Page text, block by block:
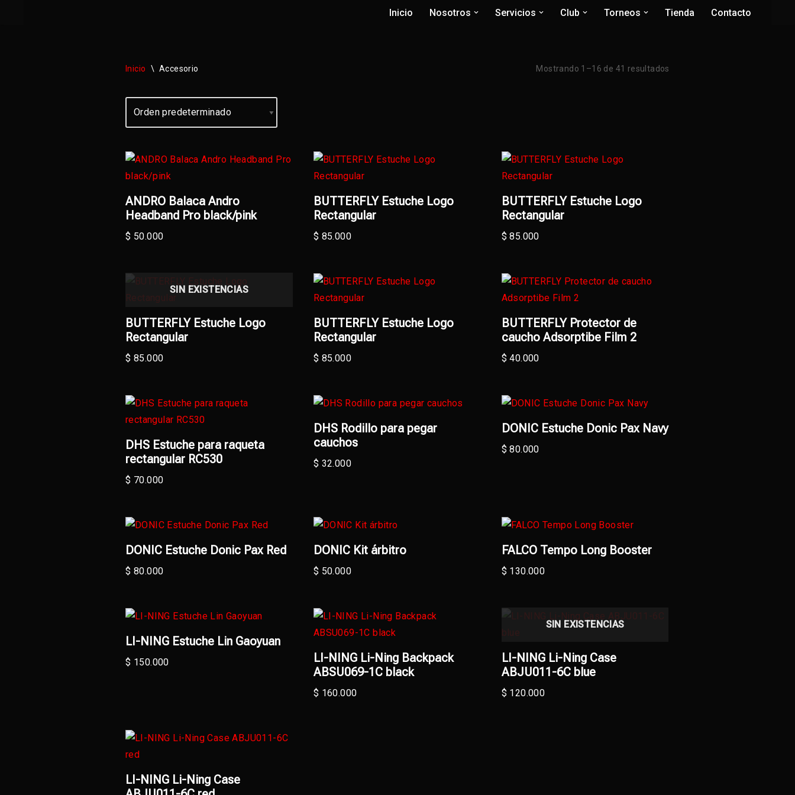
Inicio Nosotros Servicios Club Torneos Tienda Contacto
Inicio \ Accesorio Mostrando 1–16 de 41 resultados
ANDRO Balaca Andro
Headband Pro black/pink
$ 50.000
BUTTERFLY Estuche Logo
Rectangular
$ 85.000
BUTTERFLY Estuche Logo
Rectangular
$ 85.000
SIN EXISTENCIAS
BUTTERFLY Estuche Logo
Rectangular
$ 85.000
BUTTERFLY Estuche Logo
Rectangular
$ 85.000
BUTTERFLY Protector de
caucho Adsorptibe Film 2
$ 40.000
DHS Estuche para raqueta
rectangular RC530
$ 70.000
DHS Rodillo para pegar
cauchos
$ 32.000
DONIC Estuche Donic Pax Navy
$ 80.000
DONIC Estuche Donic Pax Red
$ 80.000
DONIC Kit árbitro
$ 50.000
FALCO Tempo Long Booster
$ 130.000
LI-NING Estuche Lin Gaoyuan
$ 150.000
LI-NING Li-Ning Backpack
ABSU069-1C black
$ 160.000
SIN EXISTENCIAS
LI-NING Li-Ning Case
ABJU011-6C blue
$ 120.000
LI-NING Li-Ning Case